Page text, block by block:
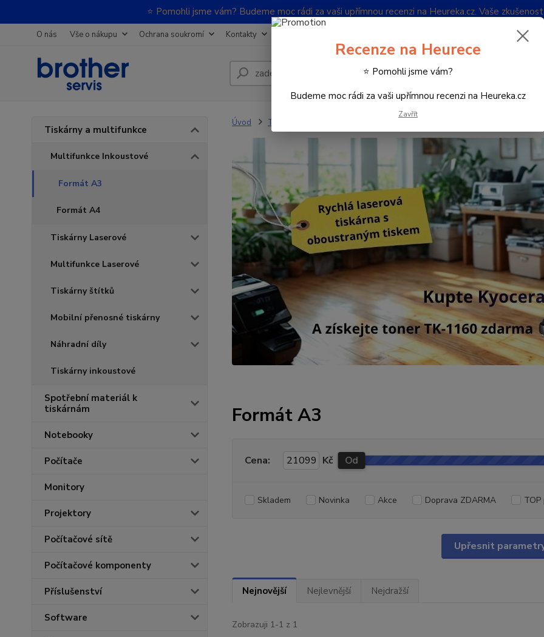
⭐ Pomohli jsme vám? Budeme moc rádi za vaši upřímnou recenzi na Heureka.cz. Vaše
O nás Vše o nákupu Ochrana soukromí Kontakty
Hledat 732
(Po-
Tiskárny a multifunkce
Multifunkce Inkoustové
Formát A3
Formát A4
Tiskárny Laserové
Multifunkce Laserové
Tiskárny štítků
Mobilní přenosné tiskárny
Náhradní díly
Tiskárny inkoustové
Spotřební materiál k
tiskárnám
Notebooky
Počítače
Monitory
Projektory
Počítačové sítě
Počítačové komponenty
Příslušenství
Software
Úvod Tiskárny a multifunkce
Formát A3
Upřesnit
Cena: Kč Od
Skladem Novinka Akce Doprava ZDARMA
Nejnovější Nejlevnější Nejdražší
Zobrazuji 1-1 z 1
Recenze na Heurece
⭐ Pomohli jsme vám?
Budeme moc rádi za vaši upřímnou recenzi na Heureka.cz
Zavřít